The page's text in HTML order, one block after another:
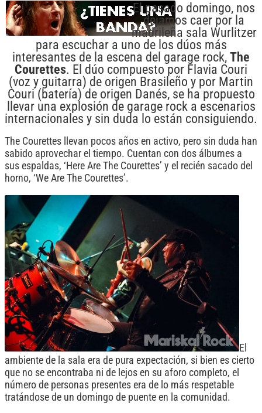
El pasado domingo, nos
dejamos caer por la
madrileña sala Wurlitzer
para escuchar a uno de los dúos más
interesantes de la escena del garage rock, The
Courettes. El dúo compuesto por Flavia Couri
(voz y guitarra) de origen Brasileño y por Martin
Couri (batería) de origen Danés, se ha propuesto
llevar una explosión de garage rock a escenarios
internacionales y sin duda lo están consiguiendo.
The Courettes llevan pocos años en activo, pero sin duda han
sabido aprovechar el tiempo. Cuentan con dos álbumes a
sus espaldas, ‘Here Are The Courettes’ y el recién sacado del
horno, ‘We Are The Courettes’.
El
ambiente de la sala era de pura expectación, si bien es cierto
que no se encontraba ni de lejos en su aforo completo, el
número de personas presentes era de lo más respetable
tratándose de un domingo de puente en la comunidad.